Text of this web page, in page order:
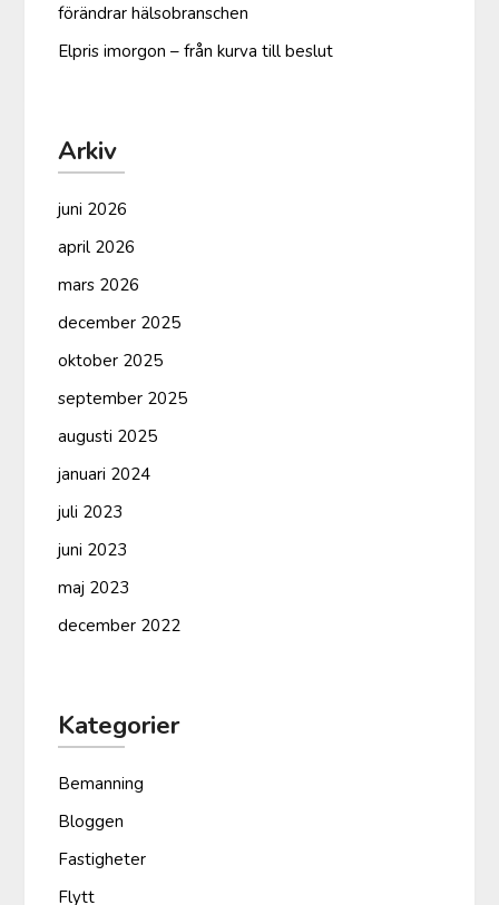
förändrar hälsobranschen
Elpris imorgon – från kurva till beslut
Arkiv
juni 2026
april 2026
mars 2026
december 2025
oktober 2025
september 2025
augusti 2025
januari 2024
juli 2023
juni 2023
maj 2023
december 2022
Kategorier
Bemanning
Bloggen
Fastigheter
Flytt